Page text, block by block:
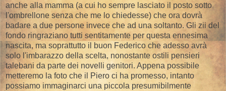
anche alla mamma (a cui ho sempre lasciato il posto sotto
l'ombrellone senza che me lo chiedesse) che ora dovrà
badare a due persone invece che ad una soltanto. Gli zii del
fondo ringraziano tutti sentitamente per questa ennesima
nascita, ma soprattutto il buon Federico che adesso avrà
solo l'imbarazzo della scelta, nonostante ostili pensieri
talebani da parte dei novelli genitori. Appena possibile
metteremo la foto che il Piero ci ha promesso, intanto
possiamo immaginarci una piccola presumibilmente